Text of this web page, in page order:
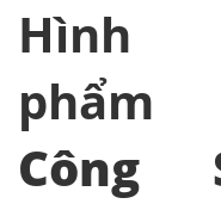
Hình
phẩm
Công